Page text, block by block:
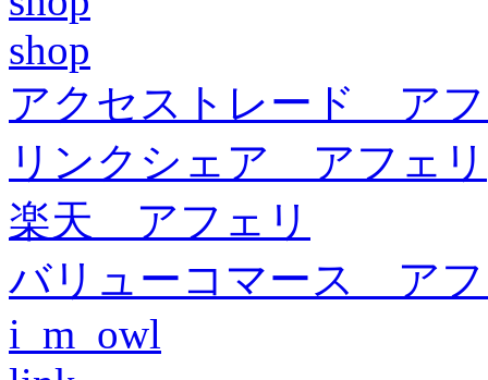
shop
アクセストレード ア
リンクシェア アフェリ
楽天 アフェリ
バリューコマース ア
i_m_owl